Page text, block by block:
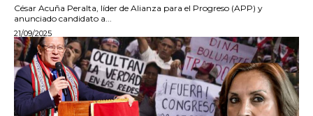
César Acuña Peralta, líder de Alianza para el Progreso (APP) y
anunciado candidato a...
21/09/2025